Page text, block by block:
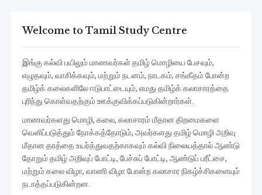
Welcome to Tamil Study Centre
இங்கு கல்வி பயிலும் மாணவர்கள் தமிழ் மொழியை பேசவும்,
எழுதவும், வாசிக்கவும், மற்றும் நடனம், நாடகம், சங்கீதம் போன்ற
தமிழ்க் கலைகளிலே ஈடுபாட்டையும், எமது தமிழ்க் கலாசாரத்தை
புரிந்து கொள்வதற்கும் ஊக்குவிக்கப்படுகின்றார்கள்.
மாணவர்களது மொழி, கலை, கலாசாரம் மீதான திறமைகளை
வெளிப்படுத்தும் நோக்கத்தோடும், அவர்களது தமிழ் மொழி அறிவு
மீதான தரத்தை உயர்த்துவதற்காகவும் கல்வி நிலையத்தால் ஆண்டு
தோறும் தமிழ் அறிவுப் போட்டி, பேச்சுப் போட்டி, ஆண்டுப் பரீட்சை,
மற்றும் கலை விழா, வாணி விழா போன்ற கலாசார நிகழ்ச்சிகளையும்
நடாத்தப்படுகின்றன.